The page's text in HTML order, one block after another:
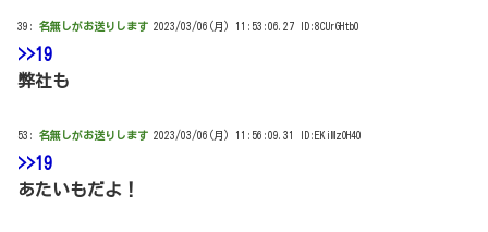
39: 名無しがお送りします 2023/03/06(月) 11:53:06.27 ID:8CUrGHtb0
>>19
弊社も
53: 名無しがお送りします 2023/03/06(月) 11:56:09.31 ID:EKiMzOH40
>>19
あたいもだよ！